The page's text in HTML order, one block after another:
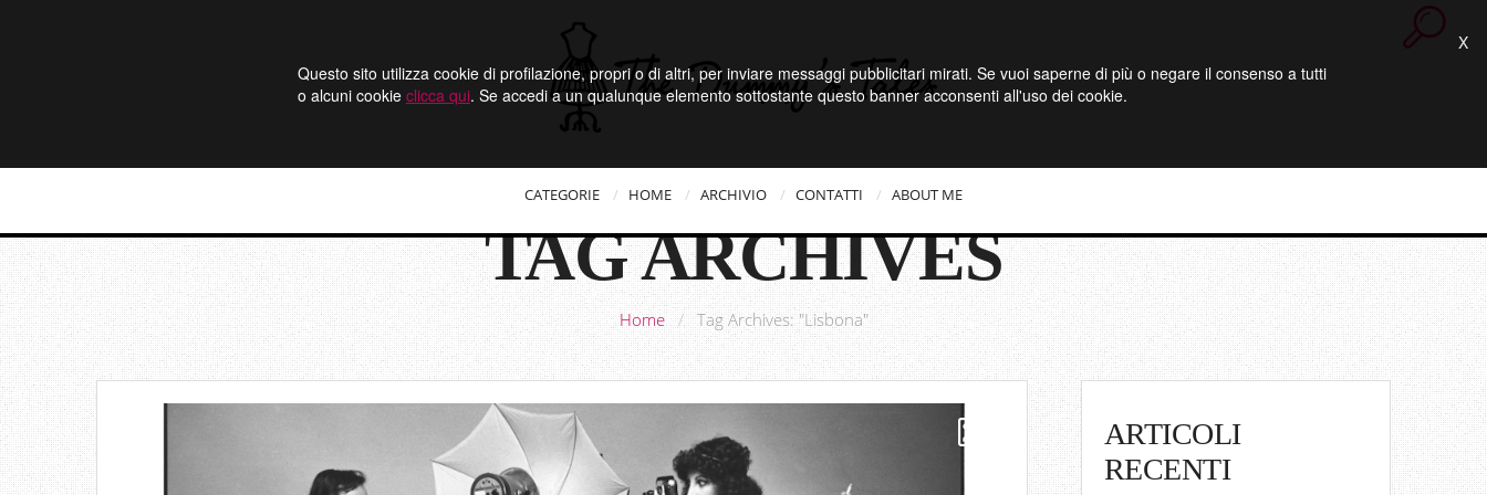
Questo sito utilizza cookie di profilazione, propri o di altri, per inviare messaggi pubblicitari mirati. Se vuoi saperne di più o negare il consenso a tutti
o alcuni cookie clicca qui. Se accedi a un qualunque elemento sottostante questo banner acconsenti all'uso dei cookie.
X
CATEGORIE HOME ARCHIVIO CONTATTI ABOUT ME
TAG ARCHIVES
Home / Tag Archives: "Lisbona"
ARTICOLI
RECENTI